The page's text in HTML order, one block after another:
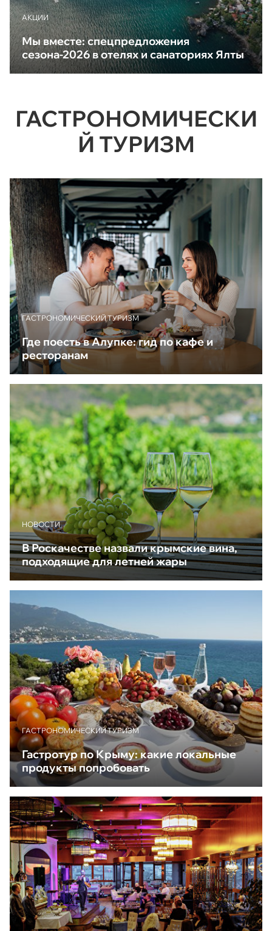
АКЦИИ
Мы вместе: спецпредложения
сезона-2026 в отелях и санаториях Ялты
ГАСТРОНОМИЧЕСКИ
Й ТУРИЗМ
ГАСТРОНОМИЧЕСКИЙ ТУРИЗМ
Где поесть в Алупке: гид по кафе и
ресторанам
НОВОСТИ
В Роскачестве назвали крымские вина,
подходящие для летней жары
ГАСТРОНОМИЧЕСКИЙ ТУРИЗМ
Гастротур по Крыму: какие локальные
продукты попробовать